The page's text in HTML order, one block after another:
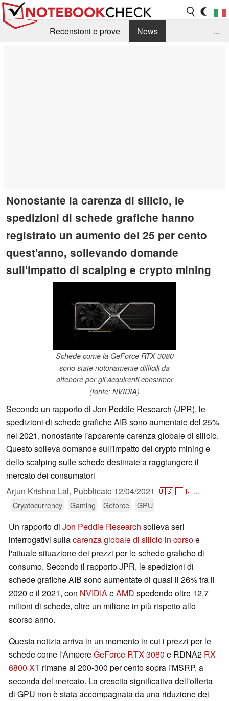
Recensioni e prove
News
...
Nonostante la carenza di silicio, le
spedizioni di schede grafiche hanno
registrato un aumento del 25 per cento
quest'anno, sollevando domande
sull'impatto di scalping e crypto mining
Schede come la GeForce RTX 3080
sono state notoriamente difficili da
ottenere per gli acquirenti consumer
(fonte: NVIDIA)
Secondo un rapporto di Jon Peddie Research (JPR), le
spedizioni di schede grafiche AIB sono aumentate del 25%
nel 2021, nonostante l'apparente carenza globale di silicio.
Questo solleva domande sull'impatto del crypto mining e
dello scalping sulle schede destinate a raggiungere il
mercato dei consumatori
Arjun Krishna Lal, Pubblicato 12/04/2021 🇺🇸🇫🇷 ...
Cryptocurrency Gaming Geforce GPU
Un rapporto di Jon Peddie Research solleva seri
interrogativi sullacarenza globale di silicio in corsoe
l'attuale situazione dei prezzi per le schede grafiche di
consumo. Secondo il rapporto JPR, le spedizioni di
schede grafiche AIB sono aumentate di quasi il 26% tra il
2020 e il 2021, con NVIDIAeAMD spedendo oltre 12,7
milioni di schede, oltre un milione in più rispetto allo
scorso anno.
Questa notizia arriva in un momento in cui i prezzi per le
schede come l'AmpereGeForce RTX 3080 e RDNA2 RX
6800 XT rimane al 200-300 per cento sopra l'MSRP, a
seconda del mercato. La crescita significativa dell'offerta
di GPU non è stata accompagnata da una riduzione dei